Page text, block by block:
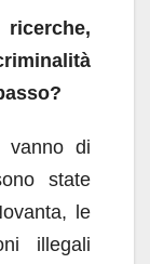
vanno di
state
le
illegali